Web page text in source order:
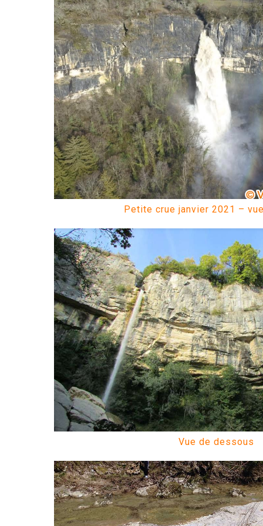
Petite crue janvier 2021 –
Vue de dessous